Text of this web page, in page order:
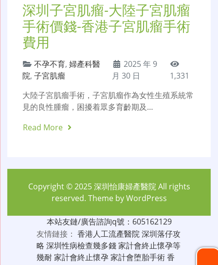
深圳子宮肌瘤-大陸子宮肌瘤
手術價錢-香港子宮肌瘤手術
費用
不孕不育, 婦產科醫
院, 子宮肌瘤
2025 年 9
月 30 日
1,331
大陸子宮肌瘤手術，子宮肌瘤作為女性生殖系統常
見的良性腫瘤，困擾着眾多育齡期及…
Read More
Copyright © 2025深圳怡康婦產醫院All rights
reserved. Theme byWordPress
本站友鏈/廣告諮詢q號：605162129
友情鏈接： 香港人工流產醫院深圳落仔攻
略 深圳性病檢查幾多錢家計會終止懷孕等
幾耐家計會終止懷孕家計會堕胎手術香